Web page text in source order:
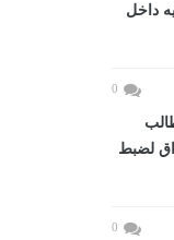
داخل
0
لضبط
0